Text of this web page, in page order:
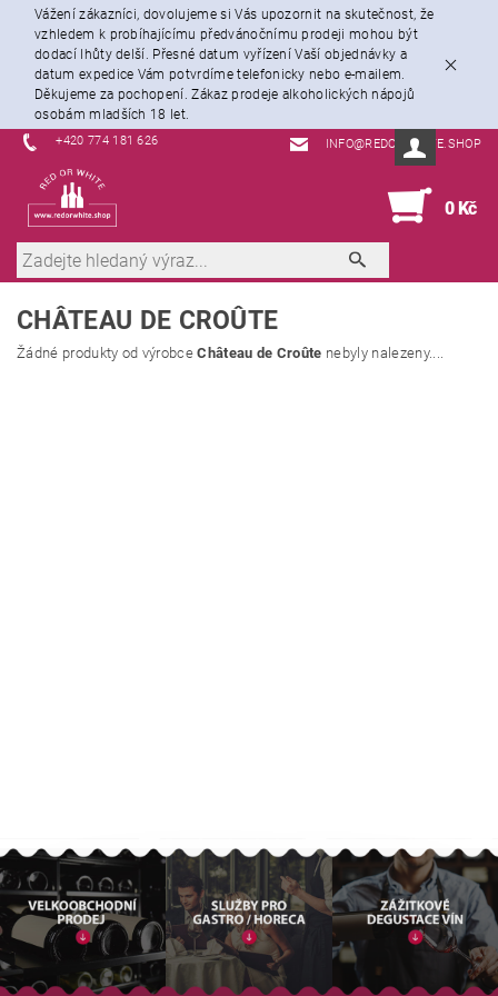
Vážení zákazníci, dovolujeme si Vás upozornit na skutečnost, že
vzhledem k probíhajícímu předvánočnímu prodeji mohou být
dodací lhůty delší. Přesné datum vyřízení Vaší objednávky a
datum expedice Vám potvrdíme telefonicky nebo e-mailem.
Děkujeme za pochopení. Zákaz prodeje alkoholických nápojů
osobám mladších 18 let.
+420 774 181 626 INFO@REDORWHITE.SHOP
0 Kč
CHÂTEAU DE CROÛTE
Žádné produkty od výrobceChâteau de Croûte nebyly nalezeny....